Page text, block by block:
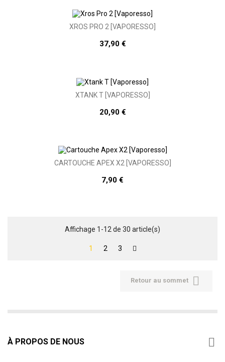
XROS PRO 2 [VAPORESSO]
37,90 €
XTANK T [VAPORESSO]
20,90 €
CARTOUCHE APEX X2 [VAPORESSO]
7,90 €
Affichage 1-12 de 30 article(s)
1 2 3
Retour au sommet 
À PROPOS DE NOUS 